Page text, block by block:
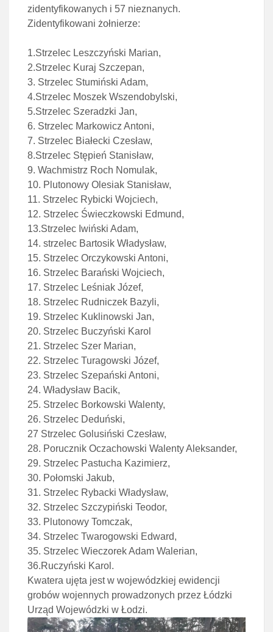
zidentyfikowanych i 57 nieznanych.
Zidentyfikowani żołnierze:
1.Strzelec Leszczyński Marian,
2.Strzelec Kuraj Szczepan,
3. Strzelec Stumiński Adam,
4.Strzelec Moszek Wszendobylski,
5.Strzelec Szeradzki Jan,
6. Strzelec Markowicz Antoni,
7. Strzelec Białecki Czesław,
8.Strzelec Stępień Stanisław,
9. Wachmistrz Roch Nomulak,
10. Plutonowy Olesiak Stanisław,
11. Strzelec Rybicki Wojciech,
12. Strzelec Świeczkowski Edmund,
13.Strzelec Iwiński Adam,
14. strzelec Bartosik Władysław,
15. Strzelec Orczykowski Antoni,
16. Strzelec Barański Wojciech,
17. Strzelec Leśniak Józef,
18. Strzelec Rudniczek Bazyli,
19. Strzelec Kuklinowski Jan,
20. Strzelec Buczyński Karol
21. Strzelec Szer Marian,
22. Strzelec Turagowski Józef,
23. Strzelec Szepański Antoni,
24. Władysław Bacik,
25. Strzelec Borkowski Walenty,
26. Strzelec Deduński,
27 Strzelec Golusiński Czesław,
28. Porucznik Oczachowski Walenty Aleksander,
29. Strzelec Pastucha Kazimierz,
30. Połomski Jakub,
31. Strzelec Rybacki Władysław,
32. Strzelec Szczypiński Teodor,
33. Plutonowy Tomczak,
34. Strzelec Twarogowski Edward,
35. Strzelec Wieczorek Adam Walerian,
36.Ruczyński Karol.
Kwatera ujęta jest w wojewódzkiej ewidencji
grobów wojennych prowadzonych przez Łódzki
Urząd Wojewódzki w Łodzi.